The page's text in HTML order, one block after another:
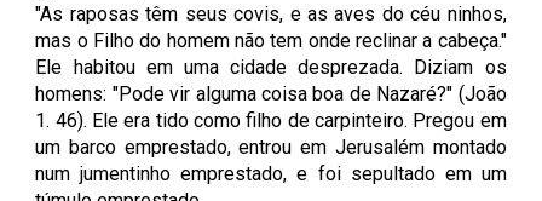
"As raposas têm seus covis, e as aves do céu ninhos,
mas o Filho do homem não tem onde reclinar a cabeça."
Ele habitou em uma cidade desprezada. Diziam os
homens: "Pode vir alguma coisa boa de Nazaré?" (João
1. 46). Ele era tido como filho de carpinteiro. Pregou em
um barco emprestado, entrou em Jerusalém montado
num jumentinho emprestado, e foi sepultado em um